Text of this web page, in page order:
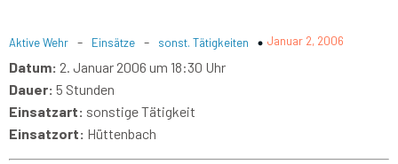
Aktive Wehr - Einsätze - sonst. Tätigkeiten Januar 2, 2006
Datum: 2. Januar 2006 um 18:30 Uhr
Dauer: 5 Stunden
Einsatzart: sonstige Tätigkeit
Einsatzort: Hüttenbach